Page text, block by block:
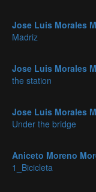
Jose Luis Morales
Madriz
Jose Luis Morales
the station
Jose Luis Morales
Under the bridge
Aniceto Moreno
1_Bicicleta